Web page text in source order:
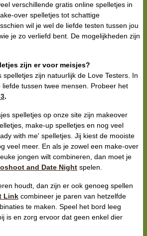
verschillende gratis online spelletjes in
over spelletjes tot schattige
wil je wel de liefde testen tussen jou
je zo verliefd bent. De mogelijkheden zijn
zijn er voor meisjes?
spelletjes zijn natuurlijk de Love Testers. In
tussen twee mensen. Probeer het
.
spelletjes op onze site zijn makeover
make-up spelletjes en nog veel
with me' spelletjes. Jij kiest de mooiste
veel meer. En als je zowel een make-over
jongen wilt combineren, dan moet je
and Date Night spelen.
houdt, dan zijn er ook genoeg spellen
Link combineer je paren van hetzelfde
te maken. Speel het bord leeg
is en zorg ervoor dat geen enkel dier